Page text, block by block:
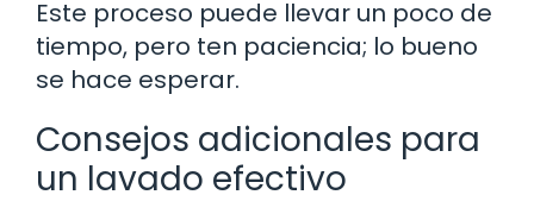
Este proceso puede llevar un poco de
tiempo, pero ten paciencia; lo bueno
se hace esperar.
Consejos adicionales para
un lavado efectivo